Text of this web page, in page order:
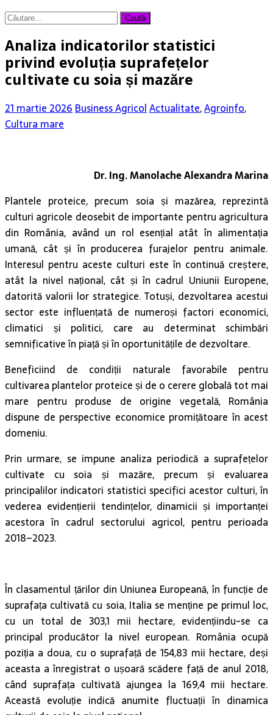
Caută
Analiza indicatorilor statistici
privind evoluția suprafețelor
cultivate cu soia și mazăre
21 martie 2026Business AgricolActualitate,Agroinfo,
Cultura mare
Dr. Ing. Manolache Alexandra Marina
Plantele proteice, precum soia și mazărea, reprezintă
culturi agricole deosebit de importante pentru agricultura
din România, având un rol esențial atât în alimentația
umană, cât și în producerea furajelor pentru animale.
Interesul pentru aceste culturi este în continuă creștere,
atât la nivel național, cât și în cadrul Uniunii Europene,
datorită valorii lor strategice. Totuși, dezvoltarea acestui
sector este influențată de numeroși factori economici,
climatici și politici, care au determinat schimbări
semnificative în piață și în oportunitățile de dezvoltare.
Beneficiind de condiții naturale favorabile pentru
cultivarea plantelor proteice și de o cerere globală tot mai
mare pentru produse de origine vegetală, România
dispune de perspective economice promițătoare în acest
domeniu.
Prin urmare, se impune analiza periodică a suprafețelor
cultivate cu soia și mazăre, precum și evaluarea
principalilor indicatori statistici specifici acestor culturi, în
vederea evidențierii tendințelor, dinamicii și importanței
acestora în cadrul sectorului agricol, pentru perioada
2018–2023.
În clasamentul țărilor din Uniunea Europeană, în funcție de
suprafața cultivată cu soia, Italia se menține pe primul loc,
cu un total de 303,1 mii hectare, evidențiindu-se ca
principal producător la nivel european. România ocupă
poziția a doua, cu o suprafață de 154,83 mii hectare, deși
aceasta a înregistrat o ușoară scădere față de anul 2018,
când suprafața cultivată ajungea la 169,4 mii hectare.
Această evoluție indică anumite fluctuații în dinamica